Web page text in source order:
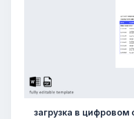
загрузка в